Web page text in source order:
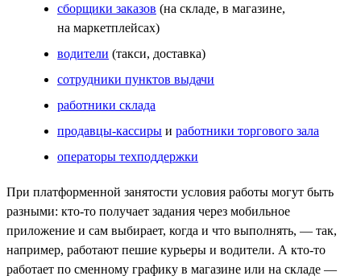
сборщики заказов (на складе, в магазине,
на маркетплейсах)
водители (такси, доставка)
сотрудники пунктов выдачи
работники склада
продавцы-кассиры и работники торгового зала
операторы техподдержки
При платформенной занятости условия работы могут быть
разными: кто-то получает задания через мобильное
приложение и сам выбирает, когда и что выполнять, — так,
например, работают пешие курьеры и водители. А кто-то
работает по сменному графику в магазине или на складе —